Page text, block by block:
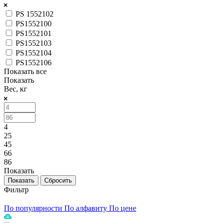
PS 1552102
PS1552100
PS1552101
PS1552103
PS1552104
PS1552106
Показать все
Показать
Вес, кг
4
25
45
66
86
Показать
Сбросить
Фильтр
По популярности По алфавиту По цене